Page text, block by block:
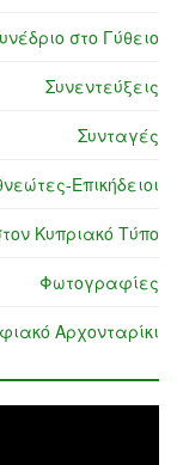
στο Γύθειο
Συνεντεύξεις
Συνταγές
Επικήδειοι
Κυπριακό Τύπο
Φωτογραφίες
Αρχονταρίκι